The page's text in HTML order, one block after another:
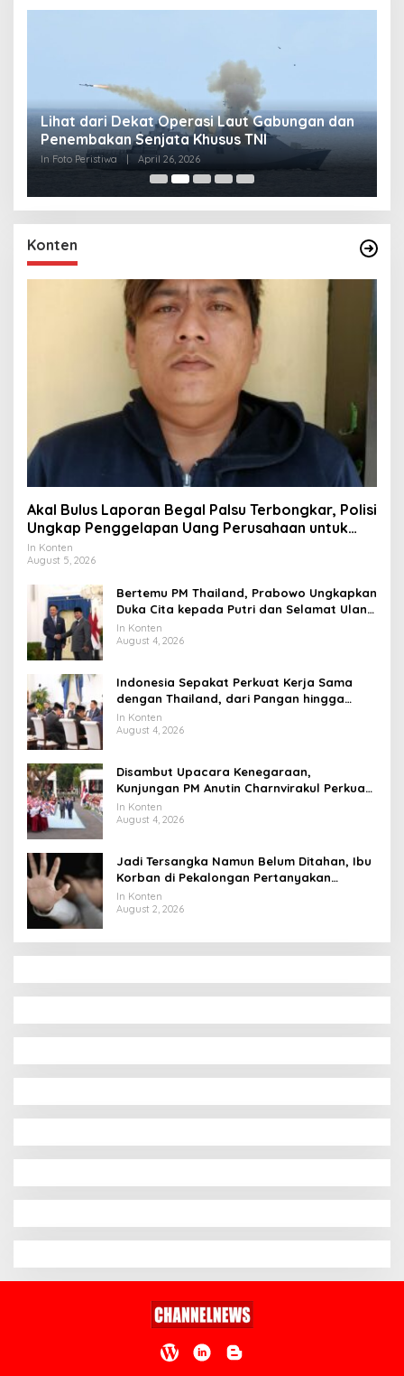
Lihat dari Dekat Operasi Laut Gabungan dan
Penembakan Senjata Khusus TNI
In Foto Peristiwa April 26, 2026
Konten
Akal Bulus Laporan Begal Palsu Terbongkar, Polisi
Ungkap Penggelapan Uang Perusahaan untuk
Crypto
In Konten
August 5, 2026
Bertemu PM Thailand, Prabowo Ungkapkan
Duka Cita kepada Putri dan Selamat Ulang
Tahun ke Raja Thailand
In Konten
August 4, 2026
Indonesia Sepakat Perkuat Kerja Sama
dengan Thailand, dari Pangan hingga
Ekonomi Digital
In Konten
August 4, 2026
Disambut Upacara Kenegaraan,
Kunjungan PM Anutin Charnvirakul Perkuat
Hubungan Indonesia-Thailand
In Konten
August 4, 2026
Jadi Tersangka Namun Belum Ditahan, Ibu
Korban di Pekalongan Pertanyakan
Keseriusan Polisi Tangani Kasus Rudapksa
Sampai Anaknya Hamil
In Konten
August 2, 2026